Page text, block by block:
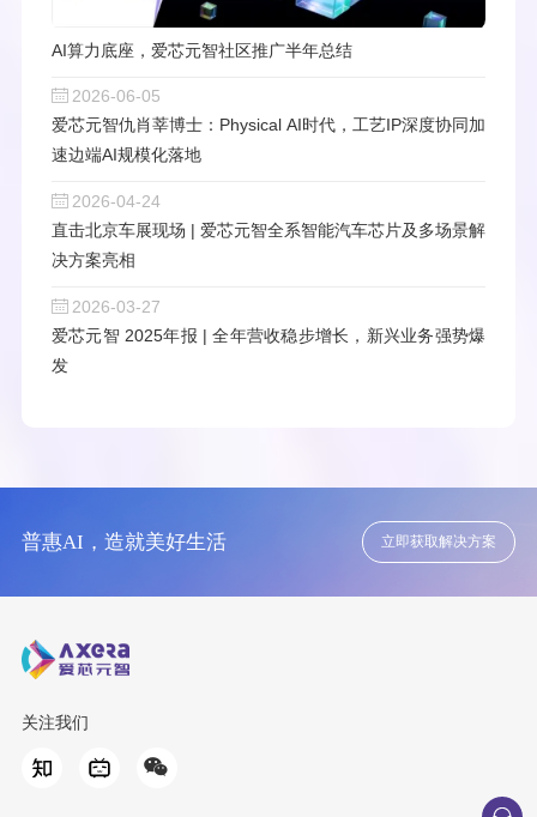
AI算力底座，爱芯元智社区推广半年总结
2026-06-05
爱芯元智仇肖莘博士：Physical AI时代，工艺IP深度协同加
速边端AI规模化落地
2026-04-24
直击北京车展现场 | 爱芯元智全系智能汽车芯片及多场景解
决方案亮相
2026-03-27
爱芯元智 2025年报 | 全年营收稳步增长，新兴业务强势爆
发
普惠AI，造就美好生活 立即获取解决方案
关注我们